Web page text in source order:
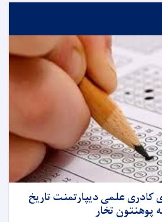
علمی دیپارتمنت تاریخ
پوهنتون تخار